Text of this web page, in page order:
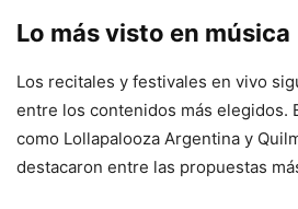
Lo más visto en música
Los recitales y festivales en vivo
entre los contenidos más elegidos.
como Lollapalooza Argentina y
destacaron entre las propuestas